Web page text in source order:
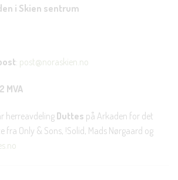
i Skien sentrum
: post@noraskien.no
MVA
herreavdeling Duttes på Arkaden for det
fra Only & Sons, !Solid, Mads Nørgaard og